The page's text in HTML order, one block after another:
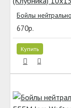
670р.
Купить